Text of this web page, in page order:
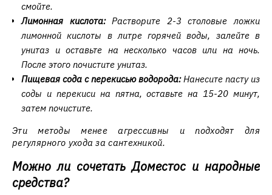
смойте.
Лимонная кислота:Растворите 2-3 столовые ложки
лимонной кислоты в литре горячей воды, залейте в
унитаз и оставьте на несколько часов или на ночь.
После этого почистите унитаз.
Пищевая сода с перекисью водорода:Нанесите пасту из
соды и перекиси на пятна, оставьте на 15-20 минут,
затем почистите.
Эти методы менее агрессивны и подходят для
регулярного ухода за сантехникой.
Можно ли сочетать Доместос и народные
средства?